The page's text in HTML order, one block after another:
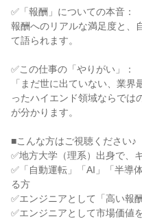
✅「報酬」についての本音：
報酬へのリアルな満足度と、
て語られます。
✅この仕事の「やりがい」：
「まだ世に出ていない、業
ったハイエンド領域ならでは
が分かります。
■こんな方はご視聴ください♪
✅地方大学（理系）出身で、
✅「自動運転」「AI」「半導
る方
✅エンジニアとして「高い報
✅エンジニアとして市場価値